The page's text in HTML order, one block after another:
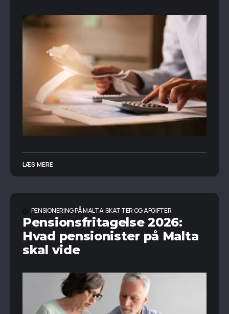
LÆS MERE
PENSIONERING PÅ MALTA SKATTER OG AFGIFTER
Pensionsfritagelse 2026:
Hvad pensionister på Malta
skal vide